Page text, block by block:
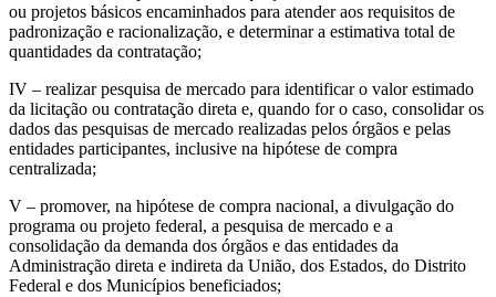
ou projetos básicos encaminhados para atender aos requisitos de
padronização e racionalização, e determinar a estimativa total de
quantidades da contratação;
IV – realizar pesquisa de mercado para identificar o valor estimado
da licitação ou contratação direta e, quando for o caso, consolidar os
dados das pesquisas de mercado realizadas pelos órgãos e pelas
entidades participantes, inclusive na hipótese de compra
centralizada;
V – promover, na hipótese de compra nacional, a divulgação do
programa ou projeto federal, a pesquisa de mercado e a
consolidação da demanda dos órgãos e das entidades da
Administração direta e indireta da União, dos Estados, do Distrito
Federal e dos Municípios beneficiados;